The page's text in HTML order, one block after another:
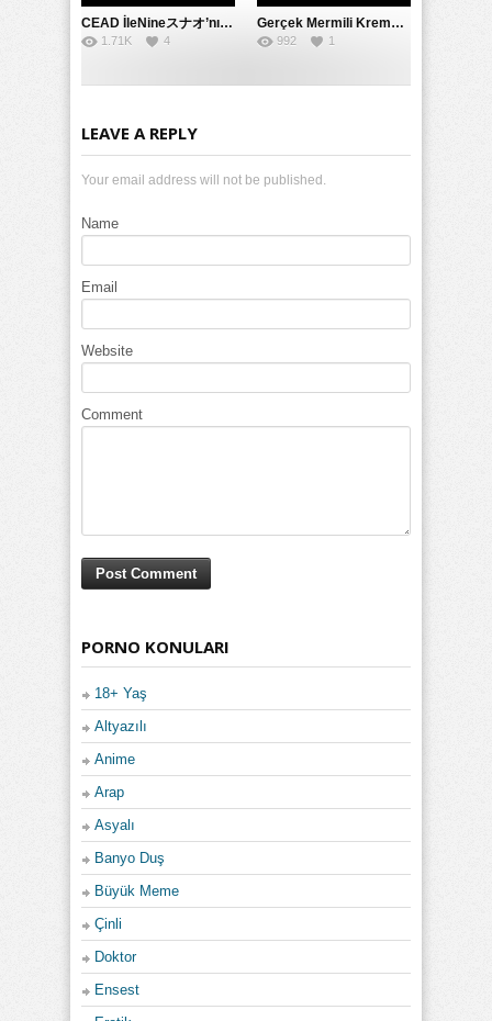
CEAD İleNineスナオ’nın Çılgın ve Seksüel Dünyası: Büyük Kalçalar ve Çılgın İlişkiler
1.71K 4
Gerçek Mermili Kremalı Pasta Büyük Dağıtımı, Ben Herkesin Özel Placesine Hizmet Eden En Üst Düzey Erotik Ürünler Günün Fırsatı
992 1
LEAVE A REPLY
Your email address will not be published.
Name
Email
Website
Comment
PORNO KONULARI
18+ Yaş
Altyazılı
Anime
Arap
Asyalı
Banyo Duş
Büyük Meme
Çinli
Doktor
Ensest